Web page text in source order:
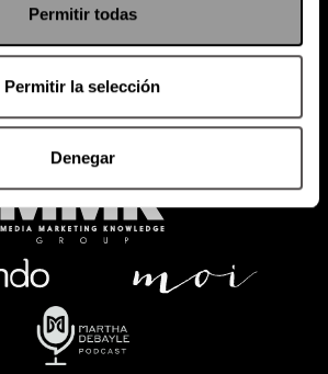
Permitir todas
Permitir la selección
Denegar
SACA TU ID